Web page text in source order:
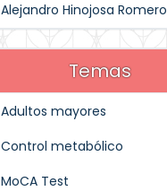
Alejandro Hinojosa Romero
Temas
Adultos mayores
Control metabólico
MoCA Test